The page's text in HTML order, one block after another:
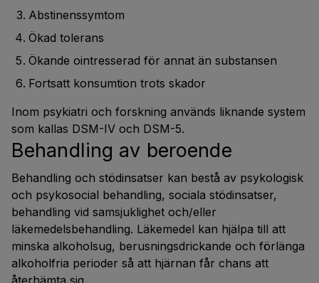
Abstinenssymtom
Ökad tolerans
Ökande ointresserad för annat än substansen
Fortsatt konsumtion trots skador
Inom psykiatri och forskning används liknande system
som kallas DSM-IV och DSM-5.
Behandling av beroende
Behandling och stödinsatser kan bestå av psykologisk
och psykosocial behandling, sociala stödinsatser,
behandling vid samsjuklighet och/eller
läkemedelsbehandling. Läkemedel kan hjälpa till att
minska alkoholsug, berusningsdrickande och förlänga
alkoholfria perioder så att hjärnan får chans att
återhämta sig.